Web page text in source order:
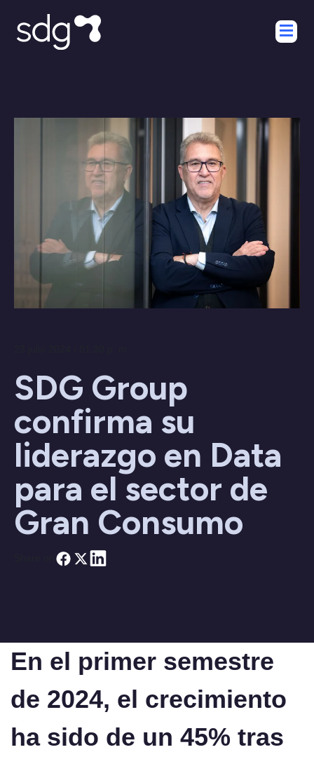
SDG Group
confirma su
liderazgo en Data
para el sector de
Gran Consumo
En el primer semestre
de 2024, el crecimiento
ha sido de un 45% tras